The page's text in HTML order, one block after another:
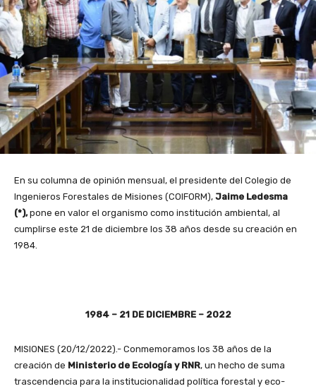
En su columna de opinión mensual, el presidente del Colegio de
Ingenieros Forestales de Misiones (COIFORM), Jaime Ledesma
(*),pone en valor el organismo como institución ambiental, al
cumplirse este 21 de diciembre los 38 años desde su creación en
1984.
1984 – 21 DE DICIEMBRE – 2022
MISIONES (20/12/2022).- Conmemoramos los 38 años de la
creación de Ministerio de Ecología y RNR, un hecho de suma
trascendencia para la institucionalidad política forestal y eco-